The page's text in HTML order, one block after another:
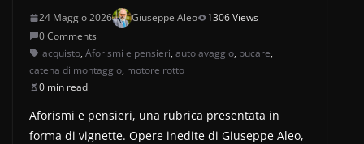
24 Maggio 2026 Giuseppe Aleo
1306 Views
0 Comments
acquisto, Aforismi e pensieri, autolavaggio, bucare,
catena di montaggio, motore rotto
0 min read
Aforismi e pensieri, una rubrica presentata in
forma di vignette. Opere inedite di Giuseppe Aleo,